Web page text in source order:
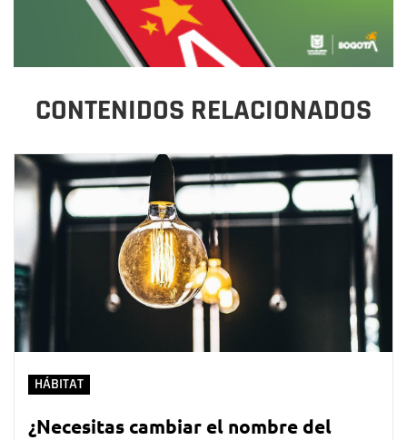
CONTENIDOS RELACIONADOS
HÁBITAT
¿Necesitas cambiar el nombre del